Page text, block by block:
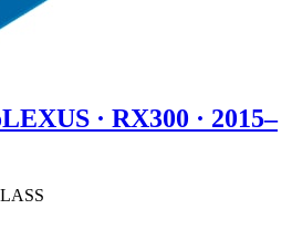
LEXUS · RX300 · 2015–